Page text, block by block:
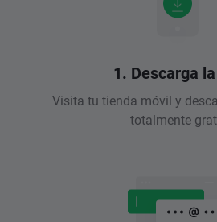
1. Descarga
Visita tu tienda móvil y
totalmente